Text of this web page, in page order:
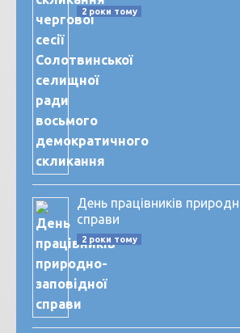
2 роки тому
День працівників
справи
2 роки тому